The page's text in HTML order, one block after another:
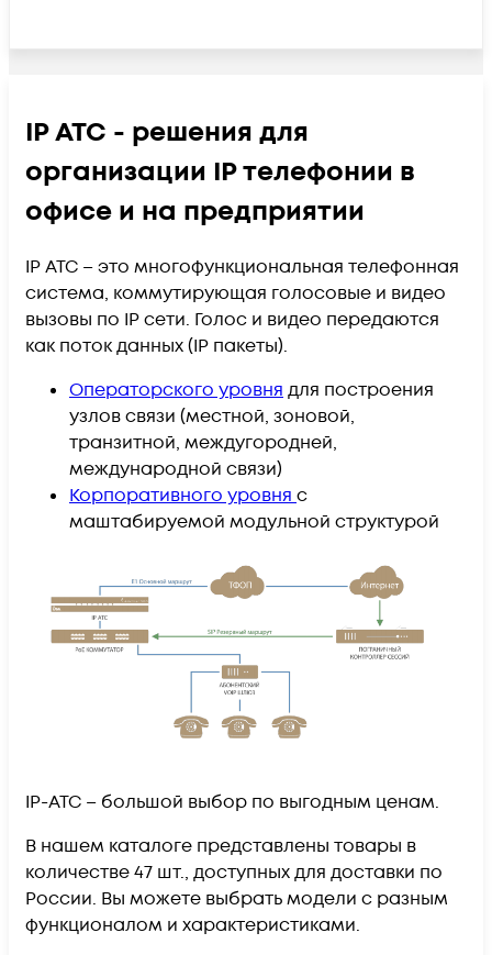
IP АТС - решения для
организации IP телефонии в
офисе и на предприятии
IP АТС – это многофункциональная телефонная
система, коммутирующая голосовые и видео
вызовы по IP сети. Голос и видео передаются
как поток данных (IP пакеты).
Операторского уровня для построения
узлов связи (местной, зоновой,
транзитной, междугородней,
международной связи)
Корпоративного уровня c
маштабируемой модульной структурой
IP-ATC – большой выбор по выгодным ценам.
В нашем каталоге представлены товары в
количестве 47 шт., доступных для доставки по
России. Вы можете выбрать модели с разным
функционалом и характеристиками.